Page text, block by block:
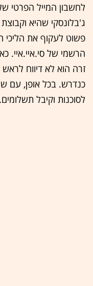
לחשבון המייל הפרטי
ג'בלונסקי שהיא
פשוט לעקוף את הליכי
הרשמי של סי.איי.איי.
זרה הוא לא דיווח
כנדרש. בכל אופן, עם
לסוכנות וקיבל תשלומים.